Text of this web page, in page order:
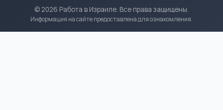
© 2026 Работа в Израиле. Все права защищены.
Информация на сайте предоставлена для ознакомления.